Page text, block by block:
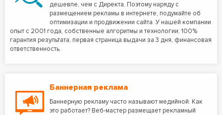
дешевле, чем с Директа. Поэтому наряду с
размещением рекламы в интернете, подумайте об
оптимизации и продвижении сайта. У нашей компании
опыт с 2001 года, собственные алгоритмы и технологии, 100%
гарантия результата, первая страница выдачи за 3 дня, финансовая
ответственность.
Баннерная реклама
Баннерную рекламу часто называют медийной. Как
это работает? Веб-мастер размещает рекламный